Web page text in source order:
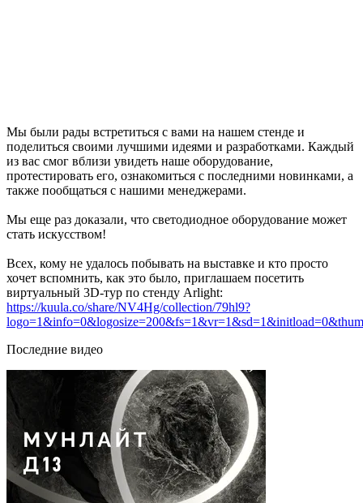
Мы были рады встретиться с вами на нашем стенде и
поделиться своими лучшими идеями и разработками. Каждый
из вас смог вблизи увидеть наше оборудование,
протестировать его, ознакомиться с последними новинками, а
также пообщаться с нашими менеджерами.
Мы еще раз доказали, что светодиодное оборудование может
стать искусством!
Всех, кому не удалось побывать на выставке и кто просто
хочет вспомнить, как это было, приглашаем посетить
виртуальный 3D-тур по стенду Arlight:
https://kuula.co/share/NV4Hg/collection/79hl9?
Последние видео